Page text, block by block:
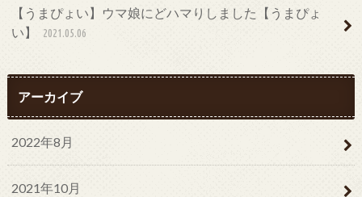
【うまぴょい】ウマ娘にどハマりしました【うまぴょ
い】
2021.05.06
アーカイブ
2022年8月
2021年10月